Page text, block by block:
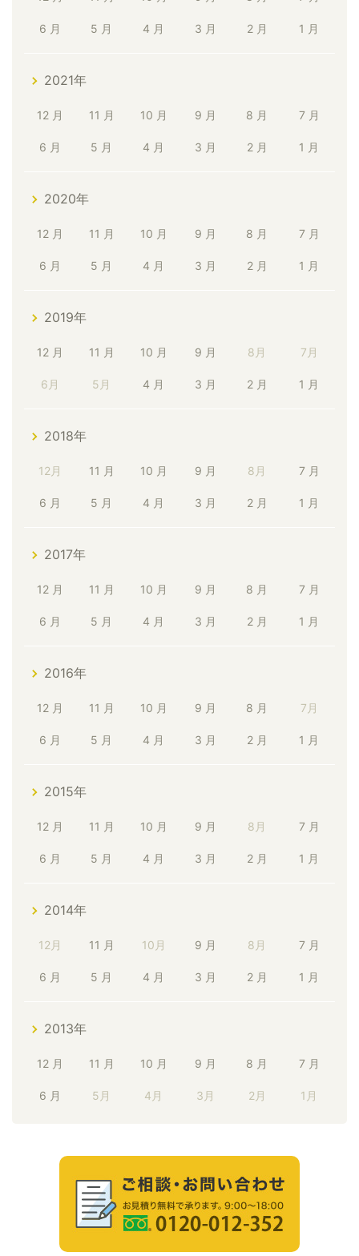
6 月 5 月 4 月 3 月 2 月 1 月
2021年
12 月 11 月 10 月 9 月 8 月 7 月
6 月 5 月 4 月 3 月 2 月 1 月
2020年
12 月 11 月 10 月 9 月 8 月 7 月
6 月 5 月 4 月 3 月 2 月 1 月
2019年
12 月 11 月 10 月 9 月 8月 7月
6月 5月 4 月 3 月 2 月 1 月
2018年
12月 11 月 10 月 9 月 8月 7 月
6 月 5 月 4 月 3 月 2 月 1 月
2017年
12 月 11 月 10 月 9 月 8 月 7 月
6 月 5 月 4 月 3 月 2 月 1 月
2016年
12 月 11 月 10 月 9 月 8 月 7月
6 月 5 月 4 月 3 月 2 月 1 月
2015年
12 月 11 月 10 月 9 月 8月 7 月
6 月 5 月 4 月 3 月 2 月 1 月
2014年
12月 11 月 10月 9 月 8月 7 月
6 月 5 月 4 月 3 月 2 月 1 月
2013年
12 月 11 月 10 月 9 月 8 月 7 月
6 月 5月 4月 3月 2月 1月